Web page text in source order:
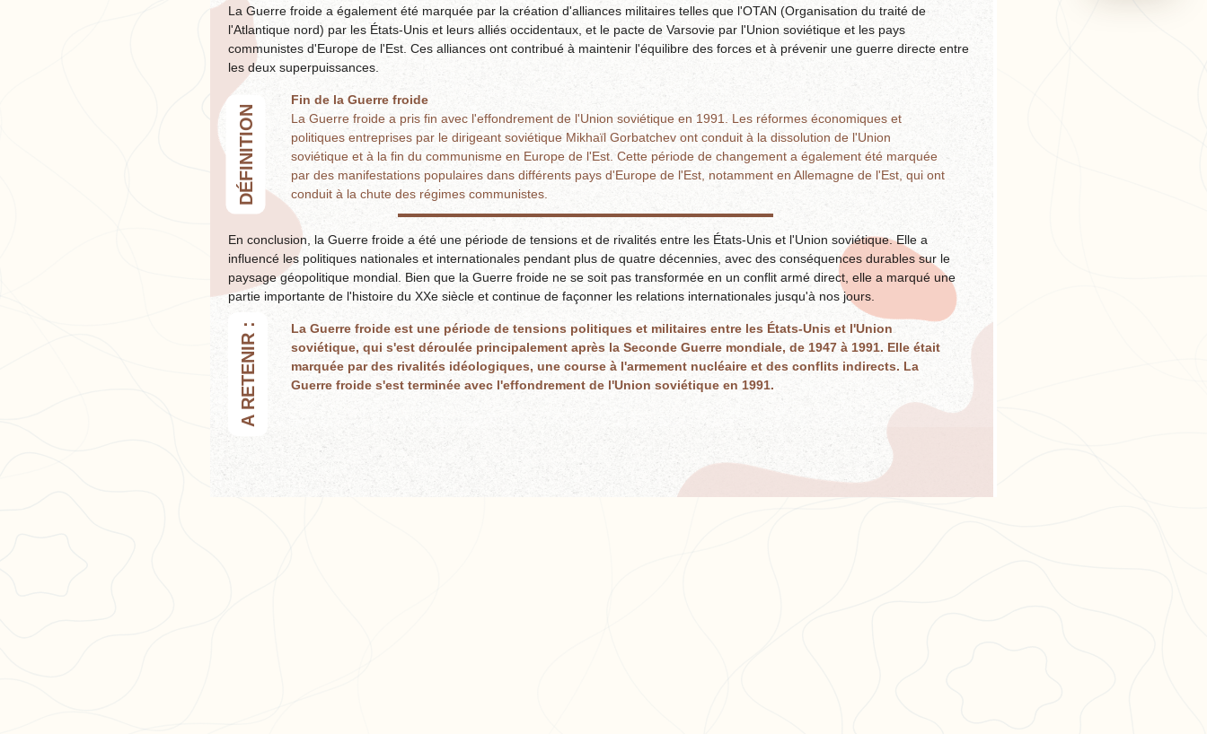
La Guerre froide a également été marquée par la création d'alliances militaires telles que l'OTAN (Organisation du traité de
l'Atlantique nord) par les États-Unis et leurs alliés occidentaux, et le pacte de Varsovie par l'Union soviétique et les pays
communistes d'Europe de l'Est. Ces alliances ont contribué à maintenir l'équilibre des forces et à prévenir une guerre directe entre
les deux superpuissances.
DÉFINITION
Fin de la Guerre froide
La Guerre froide a pris fin avec l'effondrement de l'Union soviétique en 1991. Les réformes économiques et
politiques entreprises par le dirigeant soviétique Mikhaïl Gorbatchev ont conduit à la dissolution de l'Union
soviétique et à la fin du communisme en Europe de l'Est. Cette période de changement a également été marquée
par des manifestations populaires dans différents pays d'Europe de l'Est, notamment en Allemagne de l'Est, qui ont
conduit à la chute des régimes communistes.
En conclusion, la Guerre froide a été une période de tensions et de rivalités entre les États-Unis et l'Union soviétique. Elle a
influencé les politiques nationales et internationales pendant plus de quatre décennies, avec des conséquences durables sur le
paysage géopolitique mondial. Bien que la Guerre froide ne se soit pas transformée en un conflit armé direct, elle a marqué une
partie importante de l'histoire du XXe siècle et continue de façonner les relations internationales jusqu'à nos jours.
A RETENIR :
La Guerre froide est une période de tensions politiques et militaires entre les États-Unis et l'Union
soviétique, qui s'est déroulée principalement après la Seconde Guerre mondiale, de 1947 à 1991. Elle était
marquée par des rivalités idéologiques, une course à l'armement nucléaire et des conflits indirects. La
Guerre froide s'est terminée avec l'effondrement de l'Union soviétique en 1991.